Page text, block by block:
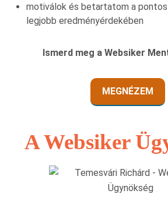
motiválok és betartatom a
legjobb eredményérdekében
Ismerd meg a Websiker
MEGNÉZEM
A Websiker